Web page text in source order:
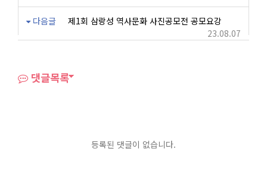
다음글
제1회 삼랑성 역사문화 사진공모전 공모요강
23.08.07
댓글목록
등록된 댓글이 없습니다.